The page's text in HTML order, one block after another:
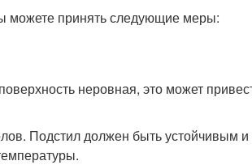
можете принять следующие меры:
неровная, это может
Подстил должен быть устойчивым и